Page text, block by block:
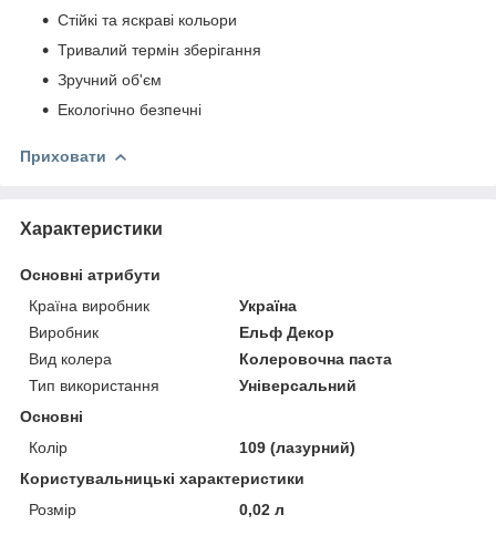
Стійкі та яскраві кольори
Тривалий термін зберігання
Зручний об'єм
Екологічно безпечні
Приховати
Характеристики
Основні атрибути
Країна виробник
Україна
Виробник
Ельф Декор
Вид колера
Колеровочна паста
Тип використання
Універсальний
Основні
Колір
109 (лазурний)
Користувальницькі характеристики
Розмір
0,02 л